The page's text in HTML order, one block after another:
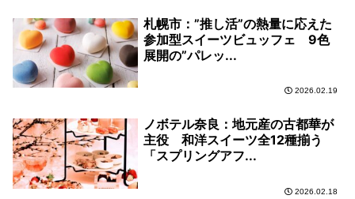
札幌市：”推し活”の熱量に応えた
参加型スイーツビュッフェ 9色
展開の”パレッ...
2026.02.19
ノボテル奈良：地元産の古都華が
主役 和洋スイーツ全12種揃う
「スプリングアフ...
2026.02.18